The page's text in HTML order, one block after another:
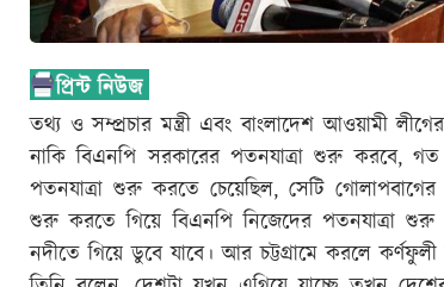
তথ্য ও সম্প্রচার মন্ত্রী এবং বাংলাদেশ আওয়ামী
নাকি বিএনপি সরকারের পতনযাত্রা শুরু করবে,
পতনযাত্রা শুরু করতে চেয়েছিল, সেটি
শুরু করতে গিয়ে বিএনপি নিজেদের পতনযাত্রা শুরু
নদীতে গিয়ে ডুবে যাবে। আর চট্টগ্রামে করলে